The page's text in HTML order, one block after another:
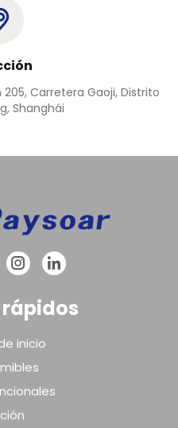
205, Carretera Gaoji, Distrito
Shanghái
rápidos
inicio